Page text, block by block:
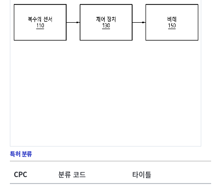
특허 분류
CPC 분류 코드 타이틀